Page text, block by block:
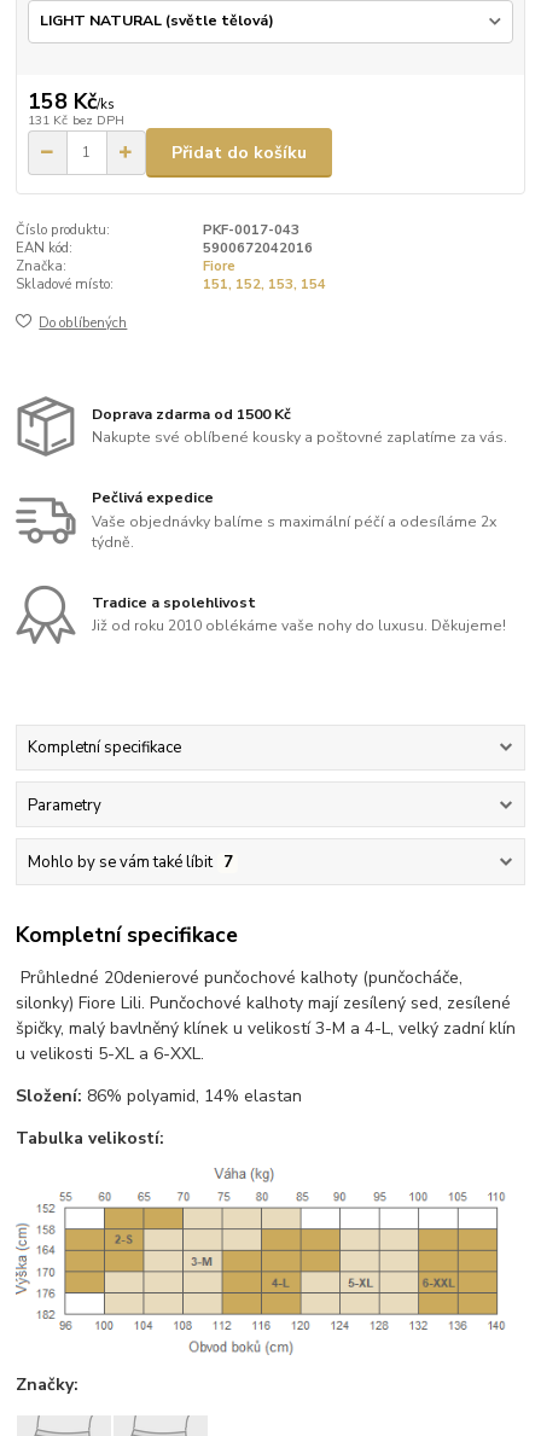
158 Kč/ks
131 Kč bez DPH
Přidat do košíku
Číslo produktu:
PKF-0017-043
EAN kód:
5900672042016
Značka:
Fiore
Skladové místo:
151, 152, 153, 154
Do oblíbených
Doprava zdarma od 1500 Kč
Nakupte své oblíbené kousky a poštovné zaplatíme za vás.
Pečlivá expedice
Vaše objednávky balíme s maximální péčí a odesíláme 2x
týdně.
Tradice a spolehlivost
Již od roku 2010 oblékáme vaše nohy do luxusu. Děkujeme!
Kompletní specifikace
Parametry
Mohlo by se vám také líbit 7
Kompletní specifikace
Průhledné 20denierové punčochové kalhoty (punčocháče,
silonky) Fiore Lili. Punčochové kalhoty mají zesílený sed, zesílené
špičky, malý bavlněný klínek u velikostí 3-M a 4-L, velký zadní klín
u velikosti 5-XL a 6-XXL.
Složení: 86% polyamid, 14% elastan
Tabulka velikostí:
Značky: